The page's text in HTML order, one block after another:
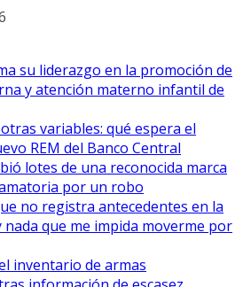
su liderazgo en la promoción de
y atención materno infantil de
variables: qué espera el
REM del Banco Central
lotes de una reconocida marca
por un robo
no registra antecedentes en la
nada que me impida moverme por
inventario de armas